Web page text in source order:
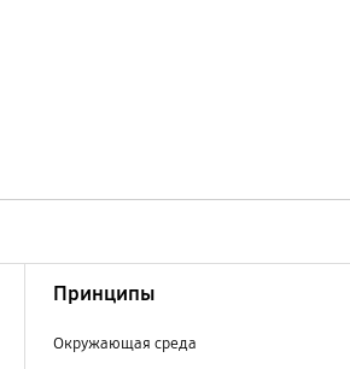
Принципы
Окружающая среда